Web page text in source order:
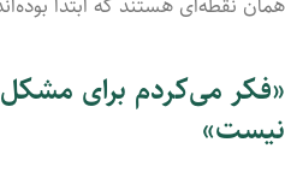
«فکر می‌کردم برای
نیست»